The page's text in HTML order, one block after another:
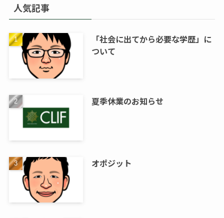
人気記事
「社会に出てから必要な学歴」に
ついて
夏季休業のお知らせ
オポジット